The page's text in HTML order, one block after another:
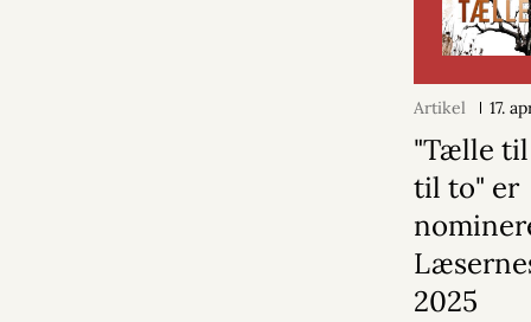
Artikel 17.
"Tælle
til to" er
2025